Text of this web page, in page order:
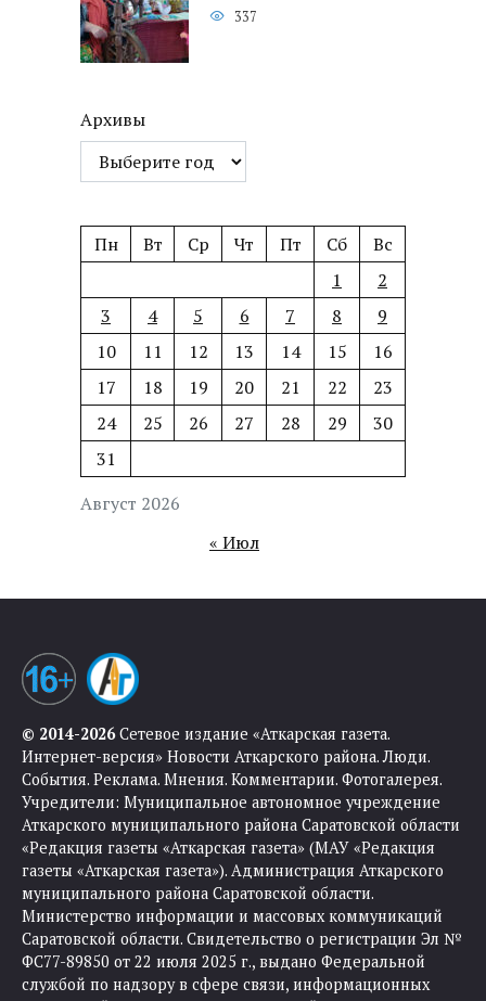
337
Архивы
Август 2026
Пн Вт Ср Чт Пт Сб
Вс
1
2
3
4 5 6 7 8
9
10
11 12 13 14 15
16
17
18 19 20 21 22
23
24
25 26 27 28 29
30
31
« Июл
© 2014-2026Сетевое издание «Аткарская газета.
Интернет-версия» Новости Аткарского района. Люди.
События. Реклама. Мнения. Комментарии. Фотогалерея.
Учредители: Муниципальное автономное учреждение
Аткарского муниципального района Саратовской области
«Редакция газеты «Аткарская газета» (МАУ «Редакция
газеты «Аткарская газета»). Администрация Аткарского
муниципального района Саратовской области.
Министерство информации и массовых коммуникаций
Саратовской области. Свидетельство о регистрации Эл №
ФС77-89850 от 22 июля 2025 г., выдано Федеральной
службой по надзору в сфере связи, информационных